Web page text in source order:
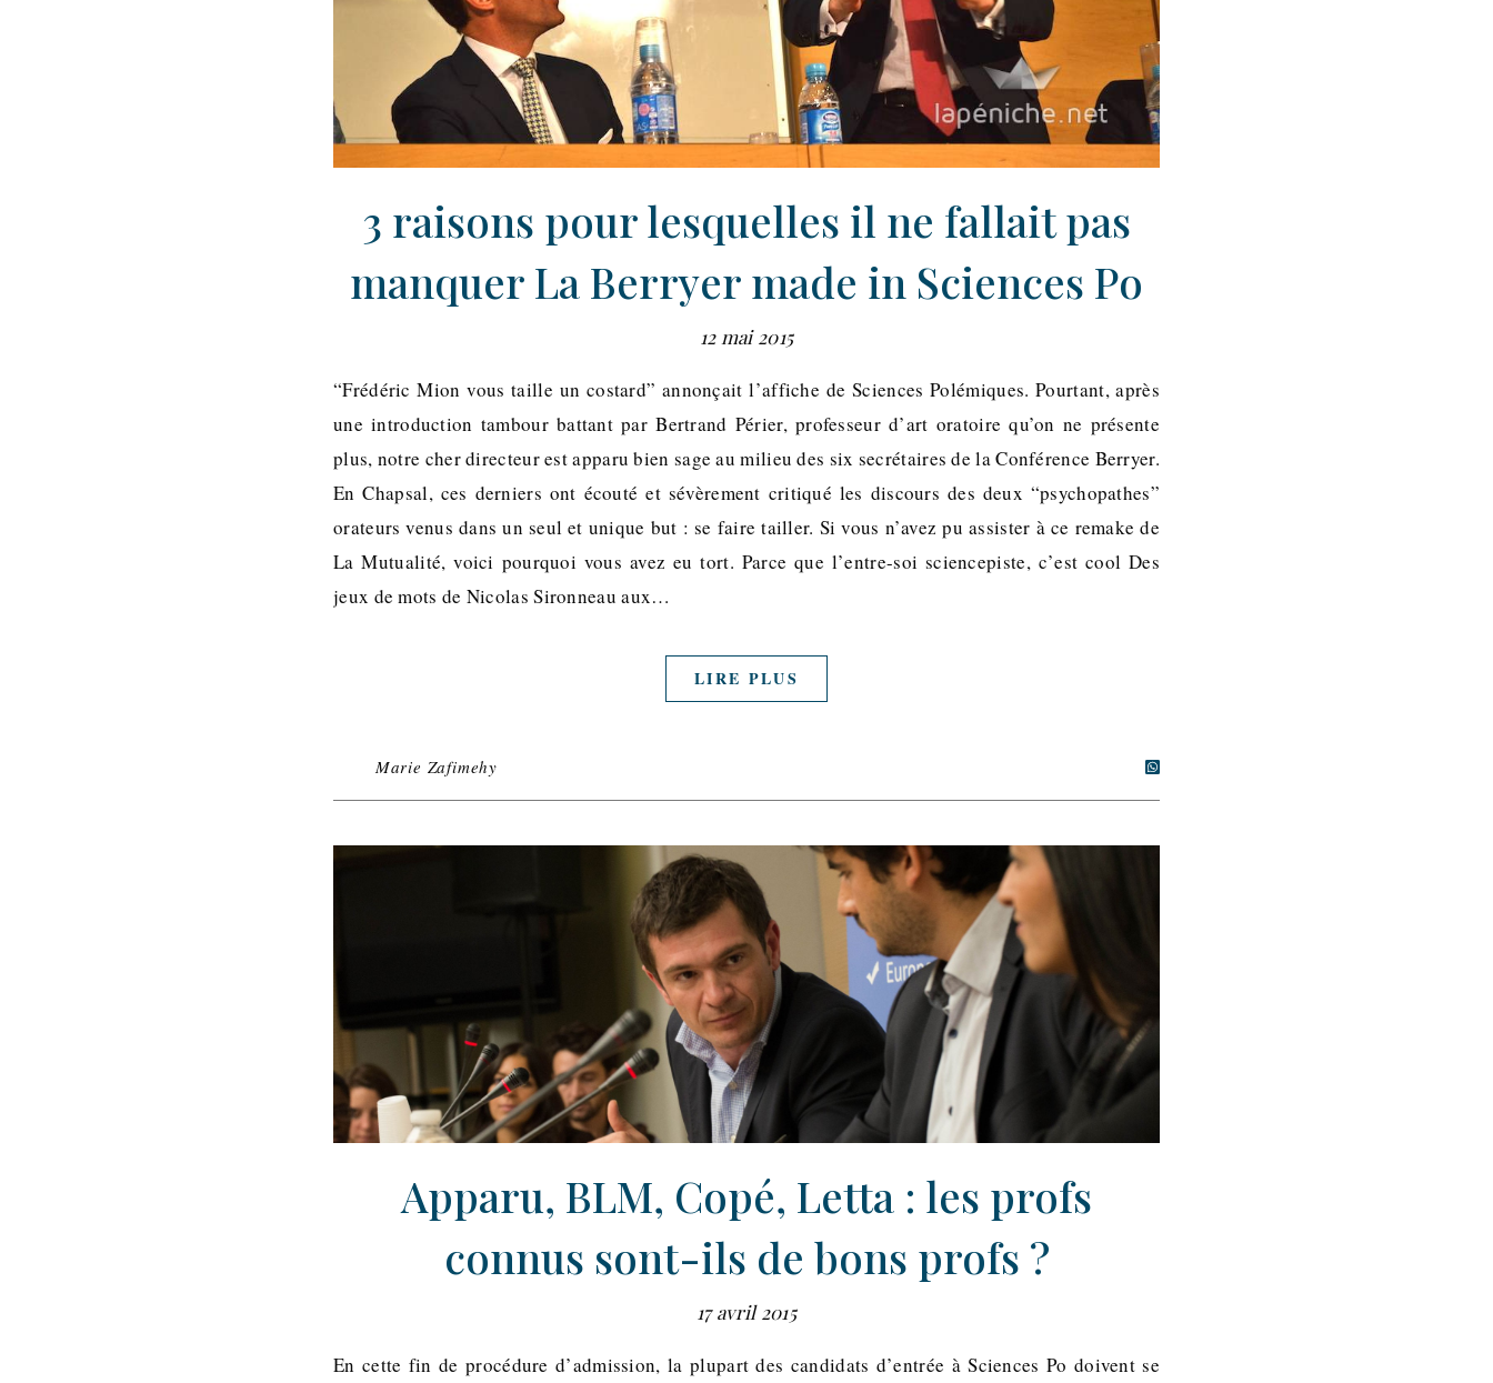
3 raisons pour lesquelles il ne fallait pas
manquer La Berryer made in Sciences Po
12 mai 2015
“Frédéric Mion vous taille un costard” annonçait l’affiche de Sciences Polémiques. Pourtant, après
une introduction tambour battant par Bertrand Périer, professeur d’art oratoire qu’on ne présente
plus, notre cher directeur est apparu bien sage au milieu des six secrétaires de la Conférence Berryer.
En Chapsal, ces derniers ont écouté et sévèrement critiqué les discours des deux “psychopathes”
orateurs venus dans un seul et unique but : se faire tailler. Si vous n’avez pu assister à ce remake de
La Mutualité, voici pourquoi vous avez eu tort. Parce que l’entre-soi sciencepiste, c’est cool Des
jeux de mots de Nicolas Sironneau aux…
LIRE PLUS
Marie Zafimehy
Apparu, BLM, Copé, Letta : les profs
connus sont-ils de bons profs ?
17 avril 2015
En cette fin de procédure d’admission, la plupart des candidats d’entrée à Sciences Po doivent se